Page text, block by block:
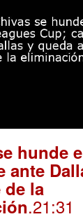
hunde
ante
la
.21:31